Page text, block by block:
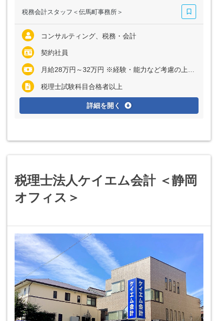
税務会計スタッフ＜伝馬町事務所＞
コンサルティング、税務・会計
契約社員
月給28万円～32万円 ※経験・能力など考慮の上、決定いたします ※残業代は全額支給
税理士試験科目合格者以上
詳細を開く
税理士法人ケイエム会計 ＜静岡
オフィス＞